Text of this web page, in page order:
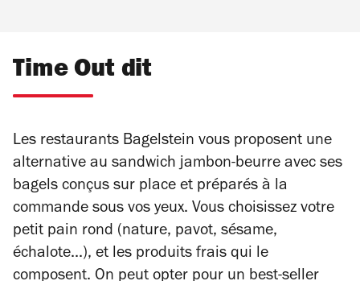
Time Out dit
Les restaurants Bagelstein vous proposent une
alternative au sandwich jambon-beurre avec ses
bagels conçus sur place et préparés à la
commande sous vos yeux. Vous choisissez votre
petit pain rond (nature, pavot, sésame,
échalote...), et les produits frais qui le
composent. On peut opter pour un best-seller